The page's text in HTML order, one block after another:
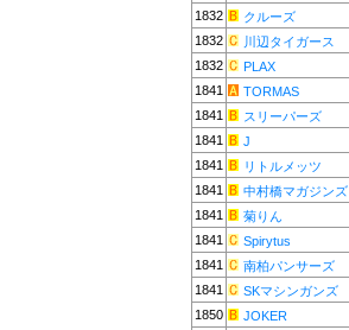
1832
クルーズ
1832
川辺タイガース
1832
PLAX
1841
TORMAS
1841
スリーパーズ
1841
J
1841
リトルメッツ
1841
中村橋マガジンズ
1841
菊りん
1841
Spirytus
1841
南柏パンサーズ
1841
SKマシンガンズ
1850
JOKER